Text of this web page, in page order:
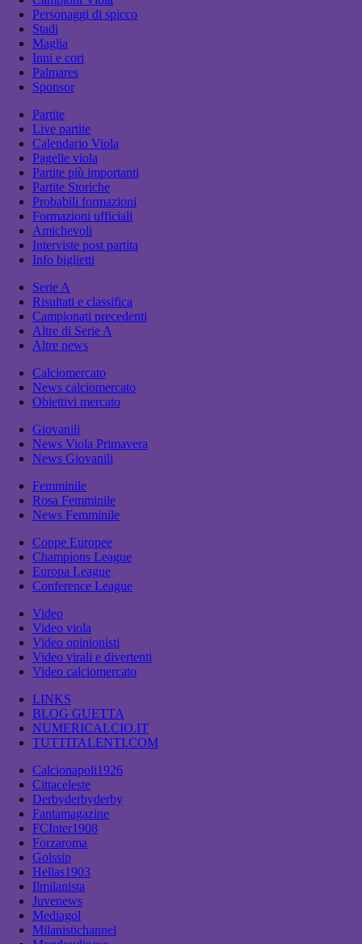
Personaggi di spicco
Stadi
Maglia
Inni e cori
Palmares
Sponsor
Partite
Live partite
Calendario Viola
Pagelle viola
Partite più importanti
Partite Storiche
Probabili formazioni
Formazioni ufficiali
Amichevoli
Interviste post partita
Info biglietti
Serie A
Risultati e classifica
Campionati precedenti
Altre di Serie A
Altre news
Calciomercato
News calciomercato
Obiettivi mercato
Giovanili
News Viola Primavera
News Giovanili
Femminile
Rosa Femminile
News Femminile
Coppe Europee
Champions League
Europa League
Conference League
Video
Video viola
Video opinionisti
Video virali e divertenti
Video calciomercato
LINKS
BLOG GUETTA
NUMERICALCIO.IT
TUTTITALENTI.COM
Calcionapoli1926
Cittaceleste
Derbyderbyderby
Fantamagazine
FCInter1908
Forzaroma
Golssip
Hellas1903
Ilmilanista
Juvenews
Mediagol
Milanistichannel